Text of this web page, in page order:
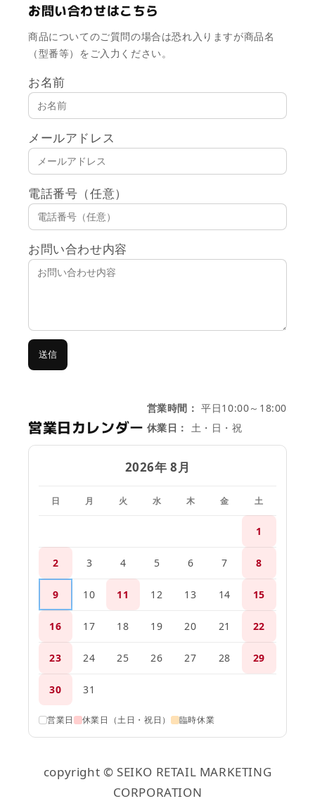
お問い合わせはこちら
商品についてのご質問の場合は恐れ入りますが商品名
（型番等）をご入力ください。
お名前
メールアドレス
電話番号（任意）
お問い合わせ内容
送信
営業日カレンダー
営業時間： 平日10:00～18:00
休業日： 土・日・祝
2026年 8月
日 月 火 水 木 金 土
1
2 3 4 5 6 7 8
9 10 11 12 13 14 15
16 17 18 19 20 21 22
23 24 25 26 27 28 29
30 31
営業日 休業日（土日・祝日） 臨時休業
copyright © SEIKO RETAIL MARKETING
CORPORATION